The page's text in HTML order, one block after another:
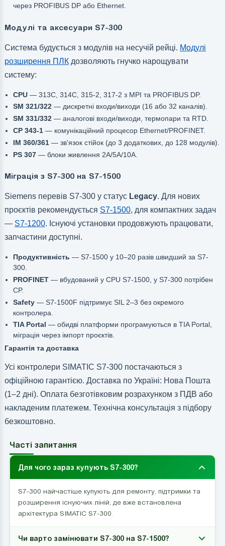
через PROFIBUS DP або Ethernet.
Модулі та аксесуари S7-300
Система будується з модулів на несучій рейці. Модулі
розширення ПЛКдозволяють гнучко нарощувати
систему:
CPU— 313C, 314C, 315-2, 317-2 з MPI та PROFIBUS DP.
SM 321/322— дискретні входи/виходи (16 або 32 каналів).
SM 331/332— аналогові входи/виходи, термопари та RTD.
CP 343-1— комунікаційний процесор Ethernet/PROFINET.
IM 360/361— зв'язок стійок (до 3 додаткових, до 128 модулів).
PS 307— блоки живлення 2А/5А/10А.
Міграція з S7-300 на S7-1500
Siemens перевів S7-300 у статус Legacy. Для нових
проєктів рекомендується S7-1500, для компактних задач
— S7-1200. Існуючі установки продовжують працювати,
запчастини доступні.
Продуктивність — S7-1500 у 10–20 разів швидший за S7-
300.
PROFINET— вбудований у CPU S7-1500, у S7-300 потрібен
CP.
Safety— S7-1500F підтримує SIL 2–3 без окремого
контролера.
TIA Portal — обидві платформи програмуються в TIA Portal,
міграція через імпорт проєктів.
Гарантія та доставка
Усі контролери SIMATIC S7-300 постачаються з
офіційною гарантією. Доставка по Україні: Нова Пошта
(1–2 дні). Оплата безготівковим розрахунком з ПДВ або
накладеним платежем. Технічна консультація з підбору
безкоштовно.
Часті запитання
Для чого зараз купують S7-300?
S7-300 найчастіше купують для ремонту, підтримки та
розширення існуючих ліній, де вже встановлена
архітектура SIMATIC S7-300.
Чи варто замінювати S7-300 на S7-1500?